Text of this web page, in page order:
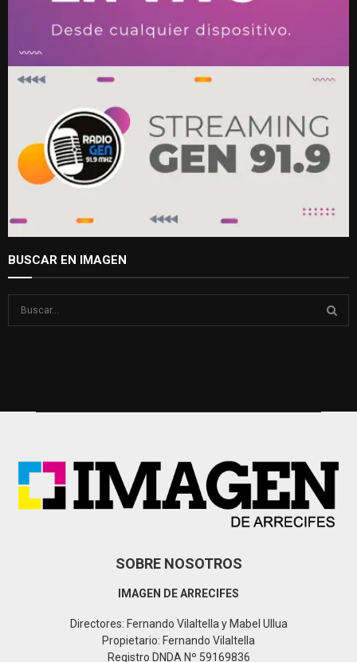
BUSCAR EN IMAGEN
SOBRE NOSOTROS
IMAGEN DE ARRECIFES
Directores: Fernando Vilaltella y Mabel Ullua
Propietario: Fernando Vilaltella
Registro DNDA Nº 59169836